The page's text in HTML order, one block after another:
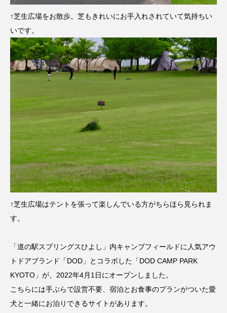
↑芝生広場をお散歩。芝もきれいにお手入れされていて気持ちい
いです。
↑芝生広場はテントを張って楽しんでいる方がちらほら見られま
す。
「道の駅スプリングスひよし」内キャンプフィールドに人気アウ
トドアブランド「DOD」とコラボした「DOD CAMP PARK
KYOTO」が、2022年4月1日にオープンしました。
こちらには手ぶらで設営不要、宿泊とお食事のプランがついた愛
犬と一緒にお泊りできるサイトがあります。